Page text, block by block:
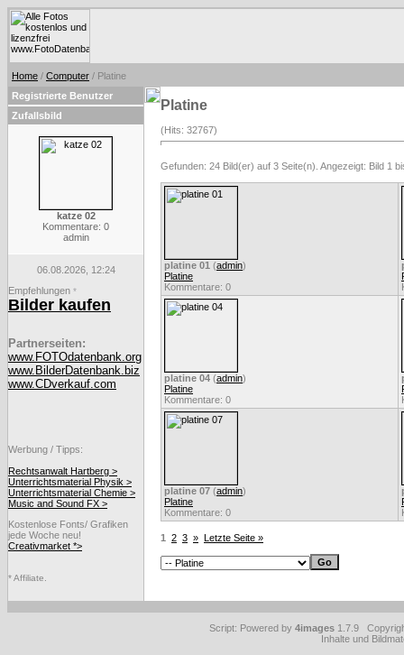
Home / Computer / Platine
Registrierte Benutzer
Zufallsbild
katze 02
Kommentare: 0
admin
06.08.2026, 12:24
Empfehlungen *
Bilder kaufen
Partnerseiten:
www.FOTOdatenbank.org
www.BilderDatenbank.biz
www.CDverkauf.com
Werbung / Tipps:
Rechtsanwalt Hartberg >
Unterrichtsmaterial Physik >
Unterrichtsmaterial Chemie >
Music and Sound FX >
Kostenlose Fonts/ Grafiken
jede Woche neu!
Creativmarket *>
* Affiliate.
Platine
(Hits: 32767)
Gefunden: 24 Bild(er) auf 3 Seite(n). Angezeigt: Bild 1
platine 01 (admin)
Platine
Kommentare: 0
platine 04 (admin)
Platine
Kommentare: 0
platine 07 (admin)
Platine
Kommentare: 0
1 2 3 » Letzte Seite »
Script: Powered by 4images 1.7.9
Inhalte und